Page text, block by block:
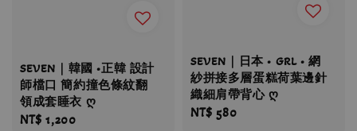
SEVEN｜韓國 •正韓 設計
師檔口 簡約撞色條紋翻
領成套睡衣 ღ
Regular
NT$ 1,200
SEVEN｜日本 • GRL • 網
紗拼接多層蛋糕荷葉邊針
織細肩帶背心 ღ
Regular
NT$ 580